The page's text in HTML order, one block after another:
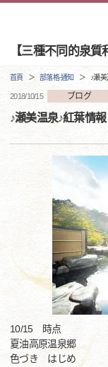
【三種不同的泉
首頁 部落格·通知 ♪瀬
2018/10/15 ブログ
♪瀬美温泉♪紅葉情
10/15 時点
夏油高原温泉郷
色づき はじめ